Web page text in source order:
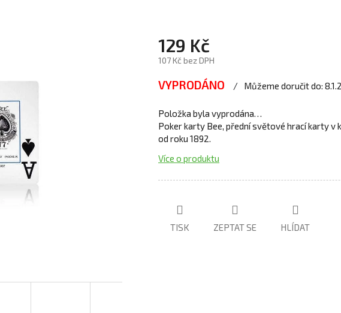
129 Kč
107 Kč bez DPH
VYPRODÁNO Můžeme doručit do:
Položka byla vyprodána…
Poker karty Bee, přední světové hrací karty v
od roku 1892.
Více o produktu
TISK ZEPTAT SE HLÍDAT